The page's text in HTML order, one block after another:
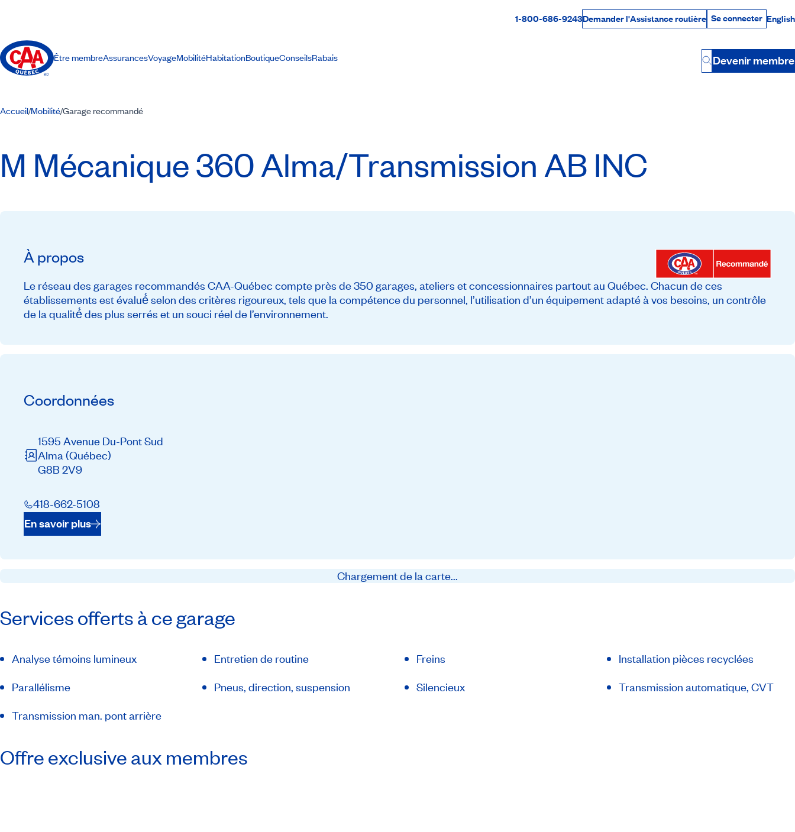
Par téléphone
1-800-686-9243Demander l'Assistance routière Se connecter
Se connecter English
Être membreAssurancesVoyageMobilitéHabitationBoutiqueConseilsRabais
Button
Devenir membre
Accueil/Mobilité/Garage recommandé
M Mécanique 360 Alma/Transmission AB INC
Recommandé par CAA-Québec
À propos
Le réseau des garages recommandés CAA-Québec compte près de 350 garages, ateliers et concessionnaires partout au Québec. Chacun de ces
établissements est évalué́ selon des critères rigoureux, tels que la compétence du personnel, l’utilisation d’un équipement adapté à vos besoins, un contrôle
de la qualité́ des plus serrés et un souci réel de l’environnement.
Coordonnées
1595 Avenue Du-Pont Sud
Alma (Québec)
G8B 2V9
418-662-5108
En savoir plus
Chargement de la carte...
Services offerts à ce garage
Analyse témoins lumineux Entretien de routine Freins
Installation pièces recyclées
Parallélisme
Pneus, direction, suspension Silencieux
Transmission automatique, CVT
Transmission man. pont arrière
Offre exclusive aux membres